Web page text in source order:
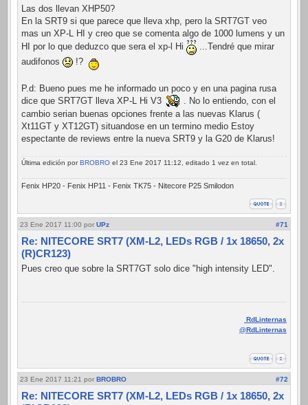
Las dos llevan XHP50?
En la SRT9 si que parece que lleva xhp, pero la SRT7GT veo
mas un XP-L HI y creo que se comenta algo de 1000 lumens y un
HI por lo que deduzco que sera el xp-l Hi
...Tendré que mirar
audifonos
!?
P.d: Bueno pues me he informado un poco y en una pagina rusa
dice que SRT7GT lleva XP-L Hi V3
. No lo entiendo, con el
cambio serian buenas opciones frente a las nuevas Klarus (
Xt11GT y XT12GT) situandose en un termino medio Estoy
espectante de reviews entre la nueva SRT9 y la G20 de Klarus!
Última edición porBROBRO el 23 Ene 2017 11:12, editado 1 vez en total.
Fenix HP20 - Fenix HP11 - Fenix TK75 - Nitecore P25 Smilodon
23 Ene 2017 11:00 por UPz #71
Re: NITECORE SRT7 (XM-L2, LEDs RGB / 1x 18650, 2x
(R)CR123)
Pues creo que sobre la SRT7GT solo dice "high intensity LED".
RdLinternas
@RdLinternas
23 Ene 2017 11:21 por BROBRO #72
Re: NITECORE SRT7 (XM-L2, LEDs RGB / 1x 18650, 2x